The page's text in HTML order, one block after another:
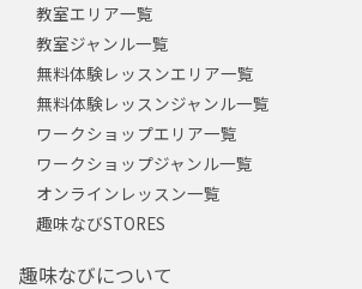
教室エリア一覧
教室ジャンル一覧
無料体験レッスンエリア一覧
無料体験レッスンジャンル一覧
ワークショップエリア一覧
ワークショップジャンル一覧
オンラインレッスン一覧
趣味なびSTORES
趣味なびについて